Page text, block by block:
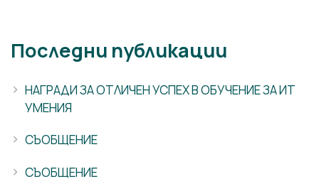
Последни публикации
НАГРАДИ ЗА ОТЛИЧЕН УСПЕХ В ОБУЧЕНИЕ ЗА ИТ
УМЕНИЯ
СЪОБЩЕНИЕ
СЪОБЩЕНИЕ